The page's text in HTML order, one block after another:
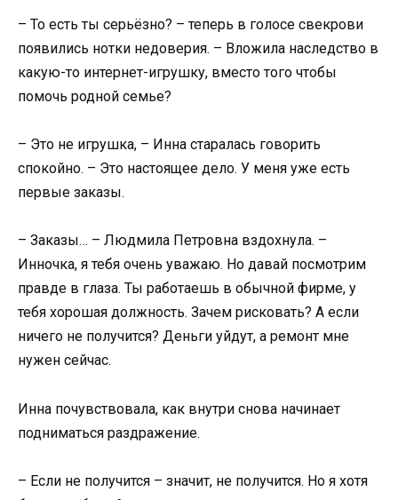
– То есть ты серьёзно? – теперь в голосе свекрови
появились нотки недоверия. – Вложила наследство в
какую-то интернет-игрушку, вместо того чтобы
помочь родной семье?
– Это не игрушка, – Инна старалась говорить
спокойно. – Это настоящее дело. У меня уже есть
первые заказы.
– Заказы… – Людмила Петровна вздохнула. –
Инночка, я тебя очень уважаю. Но давай посмотрим
правде в глаза. Ты работаешь в обычной фирме, у
тебя хорошая должность. Зачем рисковать? А если
ничего не получится? Деньги уйдут, а ремонт мне
нужен сейчас.
Инна почувствовала, как внутри снова начинает
подниматься раздражение.
– Если не получится – значит, не получится. Но я хотя